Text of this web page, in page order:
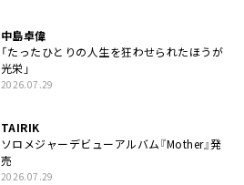
中島卓偉
「たったひとりの人生を狂わせられたほうが
光栄」
2026.07.29
TAIRIK
ソロメジャーデビューアルバム『Mother』発
売
2026.07.29